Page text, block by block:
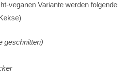
veganen Variante werden folgende
geschnitten)